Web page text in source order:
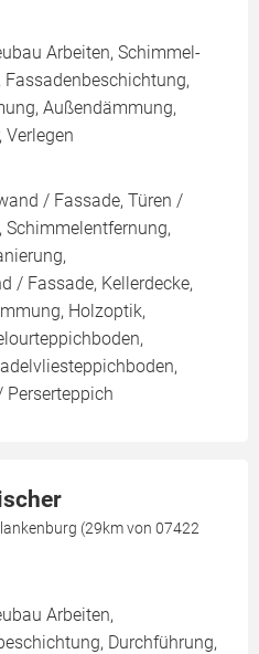
Arbeiten, Schimmel-
Außendämmung,
Verlegen
/ Fassade, Türen /
Schimmelentfernung,
/ Fassade, Kellerdecke,
Holzoptik,
Perserteppich
(29km von 07422
Arbeiten,
Durchführung,